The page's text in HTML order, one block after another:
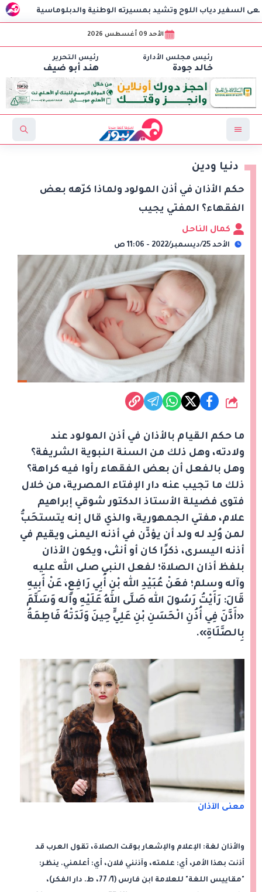
مهرجان اللوح وتشيد بمسيرته الوطنية والدبلوماسية
الأحد 09 أغسطس 2026
رئيس مجلس الأدارة
خالد جودة
رئيس التحرير
هند أبو ضيف
دنيا ودين
حكم الأذان في أذن المولود ولماذا كرّهه بعض
الفقهاء؟ المفتي يجيب
كمال الناحل
الأحد 25/ديسمبر/2022 - 11:06 ص
شارك
ما حكم القيام بالأذان في أذن المولود عند
ولادته، وهل ذلك من السنة النبوية الشريفة؟
وهل بالفعل أن بعض الفقهاء رأوا فيه كراهة؟
ذلك ما تجيب عنه دار الإفتاء المصرية، من خلال
فتوى فضيلة الأستاذ الدكتور شوقي إبراهيم
علام، مفتي الجمهورية، والذي قال إنه يتستحَبُّ
لمن وُلِد له ولد أن يؤذِّن في أذنه اليمنى ويقيم في
أذنه اليسرى، ذكرًا كان أو أنثى، ويكون الأذان
بلفظ أذان الصلاة؛ لفعل النبي صلى الله عليه
وآله وسلم؛ فعَنْ عُبَيْدِ الله بْنِ أَبِي رَافِعٍ، عَنْ أَبِيهِ
قَالَ: رَأَيْتُ رَسُولَ الله صَلَّى اللهُ عَلَيْهِ وآله وَسَلَّمَ
«أَذَّنَ فِي أُذُنِ الْحَسَنِ بْنِ عَلِيٍّ حِينَ وَلَدَتْهُ فَاطِمَةُ
بِالصَّلَاةِ».
معنى الآذان
والأذان لغة: الإعلام والإشعار بوقت الصلاة، تقول العرب قد
أذنت بهذا الأمر، أي: علمته، وآذنني فلان، أي: أعلمني. ينظر:
"مقاييس اللغة" للعلامة ابن فارس (1/ 77، ط. دار الفكر)،